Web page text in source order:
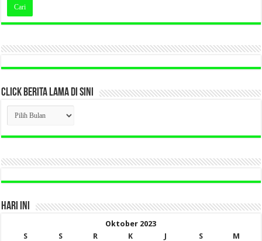
CLICK BERITA LAMA DI SINI
CLICK
BERITA
LAMA
DI
HARI INI
Oktober 2023
S
S R K J S
M